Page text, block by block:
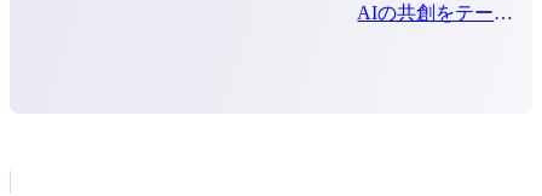
AIの共創をテーマ